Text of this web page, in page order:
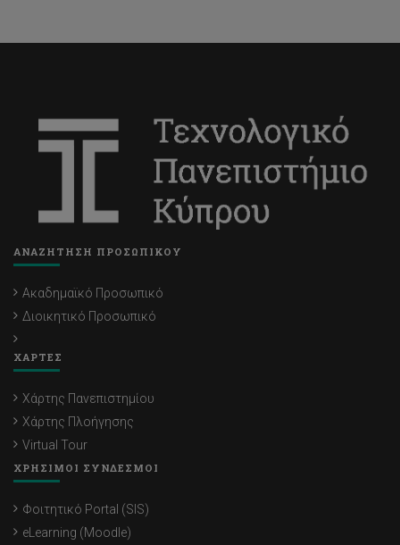
ΑΝΑΖΗΤΗΣΗ ΠΡΟΣΩΠΙΚΟΥ
Ακαδημαϊκό Προσωπικό
Διοικητικό Προσωπικό
ΧΑΡΤΕΣ
Χάρτης Πανεπιστημίου
Χάρτης Πλοήγησης
Virtual Tour
ΧΡΗΣΙΜΟΙ ΣΥΝΔΕΣΜΟΙ
Φοιτητικό Portal (SIS)
eLearning (Moodle)